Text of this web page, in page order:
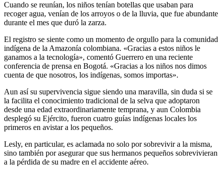
Cuando se reunían, los niños tenían botellas que usaban para
recoger agua, venían de los arroyos o de la lluvia, que fue abundante
durante el mes que duró la zarza.
El registro se siente como un momento de orgullo para la comunidad
indígena de la Amazonía colombiana. «Gracias a estos niños le
ganamos a la tecnología», comentó Guerrero en una reciente
conferencia de prensa en Bogotá. «Gracias a los niños nos dimos
cuenta de que nosotros, los indígenas, somos importas».
Aun así su supervivencia sigue siendo una maravilla, sin duda si se
la facilita el conocimiento tradicional de la selva que adoptaron
desde una edad extraordinariamente temprana, y aun Colombia
desplegó su Ejército, fueron cuatro guías indígenas locales los
primeros en avistar a los pequeños.
Lesly, en particular, es aclamada no solo por sobrevivir a la misma,
sino también por asegurar que sus hermanos pequeños sobrevivieran
a la pérdida de su madre en el accidente aéreo.